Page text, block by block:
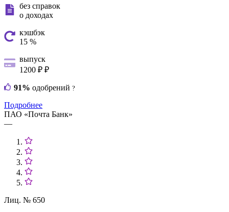
без справок
о доходах
кэшбэк
15 %
выпуск
1200 ₽ ₽
91% одобрений ?
Подробнее
ПАО «Почта Банк»
—
Лиц. № 650